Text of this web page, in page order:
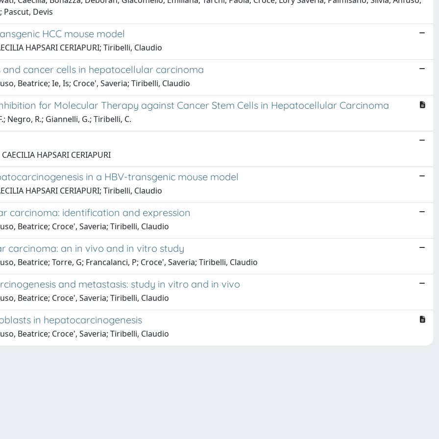
Pascut, Devis
HCC mouse model
HAPSARI CERIAPURI; Tiribelli, Claudio
cancer cells in hepatocellular carcinoma
Beatrice; Ie, Is; Croce', Saveria; Tiribelli, Claudio
for Molecular Therapy against Cancer Stem Cells in Hepatocellular Carcinoma
Negro, R.; Giannelli, G.; Tiribelli, C.
HAPSARI CERIAPURI
in a HBV-transgenic mouse model
HAPSARI CERIAPURI; Tiribelli, Claudio
carcinoma: identification and expression
Beatrice; Croce', Saveria; Tiribelli, Claudio
carcinoma: an in vivo and in vitro study
Beatrice; Torre, G; Francalanci, P; Croce', Saveria; Tiribelli, Claudio
and metastasis: study in vitro and in vivo
Beatrice; Croce', Saveria; Tiribelli, Claudio
in hepatocarcinogenesis
Beatrice; Croce', Saveria; Tiribelli, Claudio